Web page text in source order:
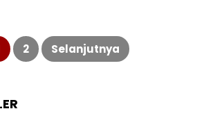
2 Selanjutnya